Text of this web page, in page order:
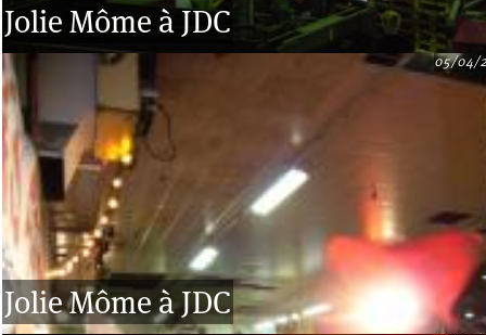
Jolie Môme à JDC
Jolie Môme à JDC
05/04/